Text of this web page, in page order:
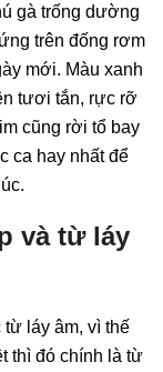
gà trống dường
trên đống rơm
mới. Màu xanh
tươi tắn, rực rỡ
cũng rời tổ bay
ca hay nhất để
và từ láy
từ láy âm, vì thế
thì đó chính là từ